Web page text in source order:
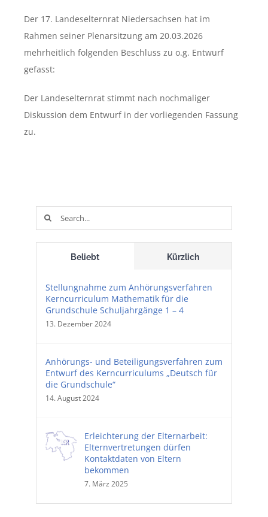
Suche
nach:
Beliebt Kürzlich
Stellungnahme zum Anhörungsverfahren
Kerncurriculum Mathematik für die
Grundschule Schuljahrgänge 1 – 4
13. Dezember 2024
Anhörungs- und Beteiligungsverfahren zum
Entwurf des Kerncurriculums „Deutsch für
die Grundschule“
14. August 2024
Erleichterung der Elternarbeit:
Elternvertretungen dürfen
Kontaktdaten von Eltern
bekommen
7. März 2025
Der 17. Landeselternrat Niedersachsen hat im
Rahmen seiner Plenarsitzung am 20.03.2026
mehrheitlich folgenden Beschluss zu o.g. Entwurf
gefasst:
Der Landeselternrat stimmt nach nochmaliger
Diskussion dem Entwurf in der vorliegenden Fassung
zu.